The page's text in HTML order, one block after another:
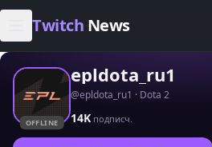
Skip to content
Twitch News
OFFLINE
epldota_ru1
@epldota_ru1 · Dota 2
14K подписч.